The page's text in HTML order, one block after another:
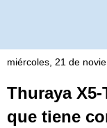
miércoles, 21 de
Thuraya
que tiene